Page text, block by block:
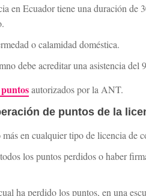
en Ecuador tiene una duración de
o calamidad doméstica.
debe acreditar una asistencia del
autorizados por la ANT.
de puntos de la
en cualquier tipo de licencia de
los puntos perdidos o haber
ha perdido los puntos, en una